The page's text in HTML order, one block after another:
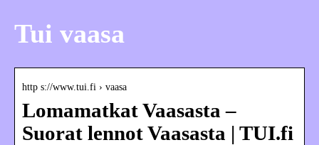
Tui vaasa
http s://www.tui.fi › vaasa
Lomamatkat Vaasasta –
Suorat lennot Vaasasta | TUI.fi